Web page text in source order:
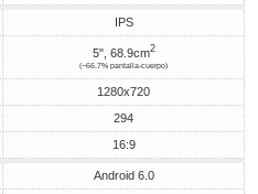
IPS
5", 68.9cm2
(~66.7% pantalla-cuerpo)
1280x720
294
16:9
Android 6.0